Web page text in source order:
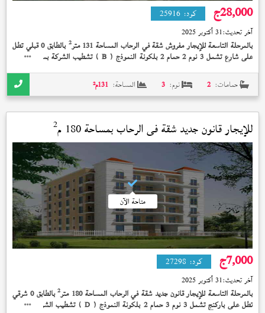
28,000ج كود: 25916
آخر تحديث:31 أكتوبر 2025
بالمرحلة التاسعة للإيجار مفروش شقة في الرحاب المساحة 131 متر 2 بالطابق 0 قبلي تطل
على شارع تشمل 3 نوم 2 حمام 2 بلكونة النموذج ( B ) تشطيب الشركة بسعر 28,000
حمامات: 2 نوم: 3 المساحة: 131م²
للإيجار قانون جديد شقة فيالرحاببمساحة 180 م 2
متاحة الآن
7,000ج كود: 27298
آخر تحديث:31 أكتوبر 2025
بالمرحلة التاسعة للإيجار قانون جديد شقة في الرحاب المساحة 180 متر 2 بالطابق 0 شرقي
تطل على باركنج تشمل 3 نوم 3 حمام 2 بلكونة النموذج ( D) تشطيب الشركة الوديعة